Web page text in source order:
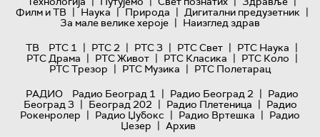
Филм и ТВ | Наука | Природа | Дигитални предузетник |
За мале велике хероје | Наизглед здрав
ТВ
РТС 1 | РТС 2 | РТС 3 | РТС Свет | РТС Наука |
РТС Драма | РТС Живот | РТС Класика | РТС Коло |
РТС Трезор | РТС Музика | РТС Полетарац
РАДИО
Радио Београд 1 | Радио Београд 2 | Радио
Београд 3 | Београд 202 | Радио Плетеница | Радио
Рокенролер | Радио Џубокс | Радио Вртешка | Радио
Џезер | Архив